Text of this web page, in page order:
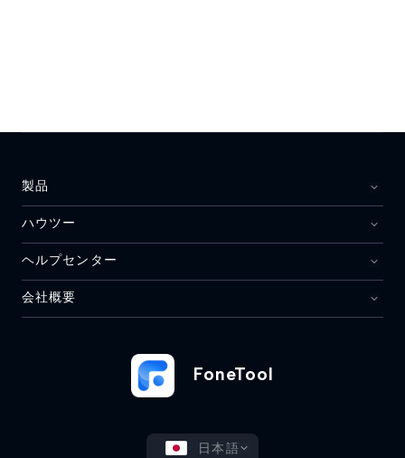
FoneTool
日本語
製品
ハウツー
ヘルプセンター
会社概要